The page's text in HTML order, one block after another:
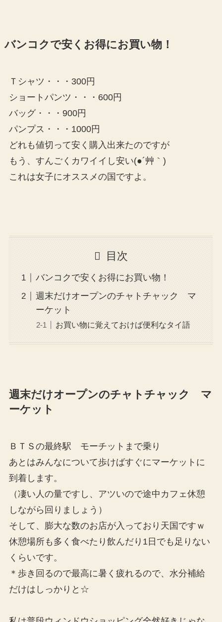
バンコクで安くお得にお買い物！
Ｔシャツ・・・300円
ショートパンツ・・・600円
バッグ・・・900円
パンプス・・・1000円
どれも値切って安く購入出来たのですが
もう、すんごくカワイイし安い(●´艸｀)
これは女子にオススメの国ですよ。
目次
バンコクで安くお得にお買い物！
週末だけオープンのチャトチャック マ
ーケット
お買い物に覚えておけば便利なタイ語
週末だけオープンのチャトチャック マ
ーケット
ＢＴＳの最終駅 モーチットまで乗り
あとはみんなについて歩けばすぐにマーケットに
到着します。
（凄い人の量ですし、アツいので途中カフェ休憩
しながら回りましょう）
そして、膨大な数のお店が入っており天国ですｗ
休憩場所も多く食べたり飲んだり1日でも足りない
くらいです。
＊歩き回るので最高に暑く疲れるので、水分補給
だけはしっかりと☆